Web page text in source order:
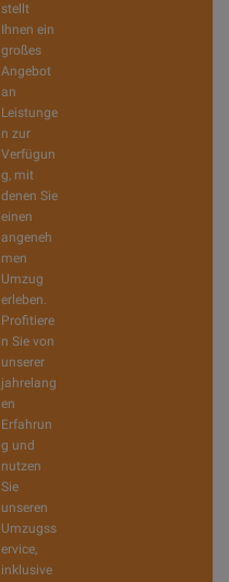
stellt
Ihnen ein
großes
Angebot
an
Leistunge
n zur
Verfügun
g, mit
denen Sie
einen
angeneh
men
Umzug
erleben.
Profitiere
n Sie von
unserer
jahrelang
en
Erfahrun
g und
nutzen
Sie
unseren
Umzugss
ervice,
inklusive